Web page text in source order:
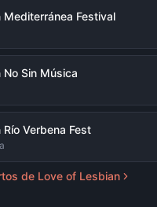
Festival
Sin Música
Verbena Fest
de Love of Lesbian